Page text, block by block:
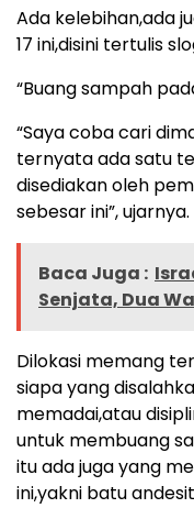
Ada kelebihan,ada
17 ini,disini tertulis
“Buang sampah
“Saya coba cari
ternyata ada satu
disediakan oleh
sebesar ini”, ujarnya.
Baca Juga :
Senjata, Dua
Dilokasi memang
siapa yang
memadai,atau
untuk membuang
itu ada juga yang
ini,yakni batu